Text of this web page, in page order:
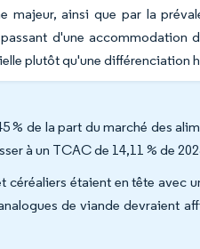
majeur, ainsi que par la
d'une accommodation
plutôt qu'une différenciation
% de la part du marché des
à un TCAC de 14,11 % de
étaient en tête avec
de viande devraient